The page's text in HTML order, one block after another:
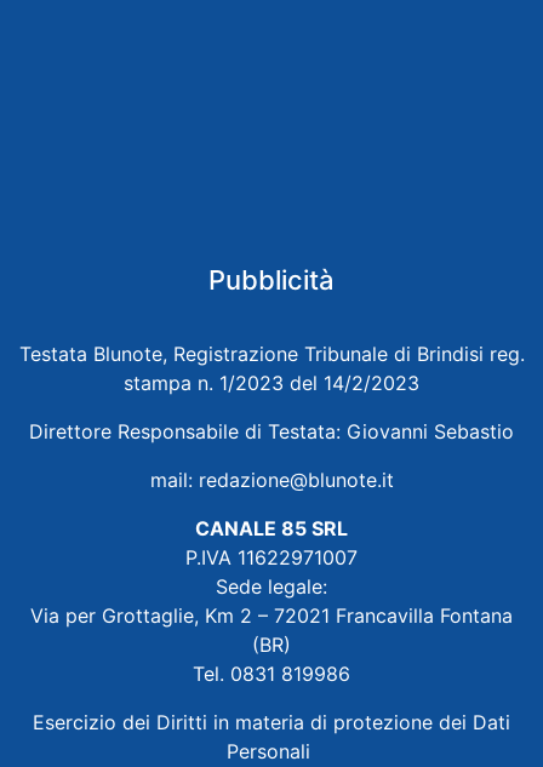
Pubblicità
Testata Blunote, Registrazione Tribunale di Brindisi reg.
stampa n. 1/2023 del 14/2/2023
Direttore Responsabile di Testata: Giovanni Sebastio
mail: redazione@blunote.it
CANALE 85 SRL
P.IVA 11622971007
Sede legale:
Via per Grottaglie, Km 2 – 72021 Francavilla Fontana
(BR)
Tel. 0831 819986
Esercizio dei Diritti in materia di protezione dei Dati
Personali